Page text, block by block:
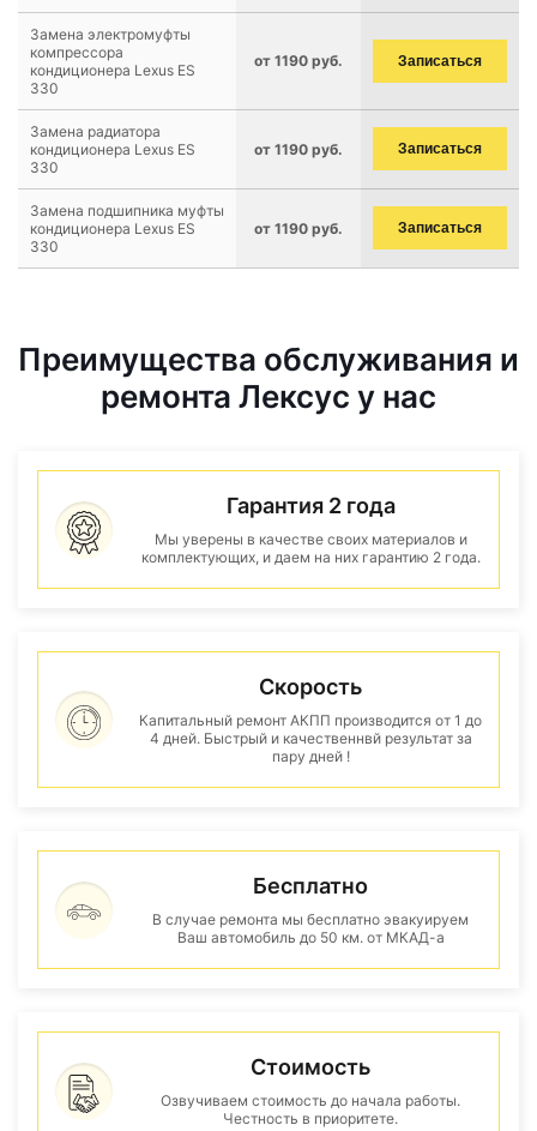
Замена электромуфты
компрессора
кондиционера Lexus ES
330
от 1190 руб. Записаться
Замена радиатора
кондиционера Lexus ES
330
от 1190 руб. Записаться
Замена подшипника муфты
кондиционера Lexus ES
330
от 1190 руб. Записаться
Преимущества обслуживания и
ремонта Лексус у нас
Гарантия 2 года
Мы уверены в качестве своих материалов и
комплектующих, и даем на них гарантию 2 года.
Скорость
Капитальный ремонт АКПП производится от 1 до
4 дней. Быстрый и качественнвй результат за
пару дней !
Бесплатно
В случае ремонта мы бесплатно эвакуируем
Ваш автомобиль до 50 км. от МКАД-а
Стоимость
Озвучиваем стоимость до начала работы.
Честность в приоритете.